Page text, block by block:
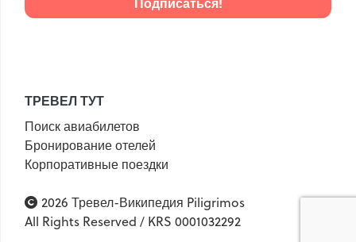
ТРЕВЕЛ ТУТ
Поиск авиабилетов
Бронирование отелей
Корпоративные поездки
2026 Тревел-Википедия Piligrimos
All Rights Reserved / KRS 0001032292